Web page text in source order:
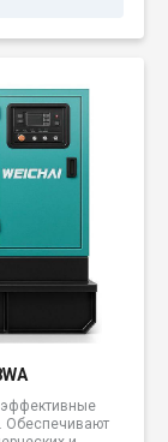
Обеспечивают